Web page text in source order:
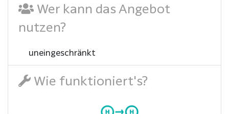
Wer kann das Angebot
nutzen?
uneingeschränkt
Wie funktioniert's?